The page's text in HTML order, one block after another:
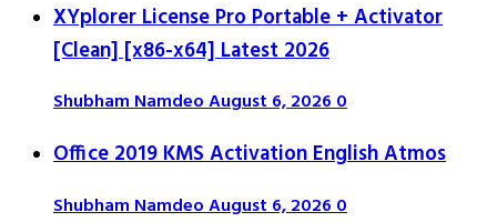
XYplorer License Pro Portable + Activator
[Clean] [x86-x64] Latest 2026
Shubham NamdeoAugust 6, 20260
Office 2019 KMS Activation English Atmos
Shubham NamdeoAugust 6, 20260